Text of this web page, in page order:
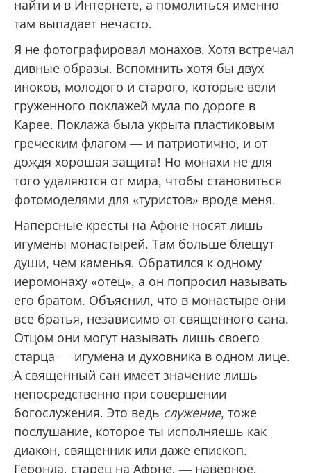
«вернулся с Афона на родительский порог».
Я не фотографировал убранство храмов. Счел
за лучшее не суетиться и использовать это
малое время для молитвы. Картинки можно
найти и в Интернете, а помолиться именно
там выпадает нечасто.
Я не фотографировал монахов. Хотя встречал
дивные образы. Вспомнить хотя бы двух
груженного поклажей мула по дороге в
Карее. Поклажа была укрыта пластиковым
греческим флагом — и патриотично, и от
дождя хорошая защита! Но монахи не для
того удаляются от мира, чтобы становиться
фотомоделями для «туристов» вроде меня.
Наперсные кресты на Афоне носят лишь
игумены монастырей. Там больше блещут
души, чем каменья. Обратился к одному
иеромонаху «отец», а он попросил называть
его братом. Объяснил, что в монастыре они
все братья, независимо от священного сана.
Отцом они могут называть лишь своего